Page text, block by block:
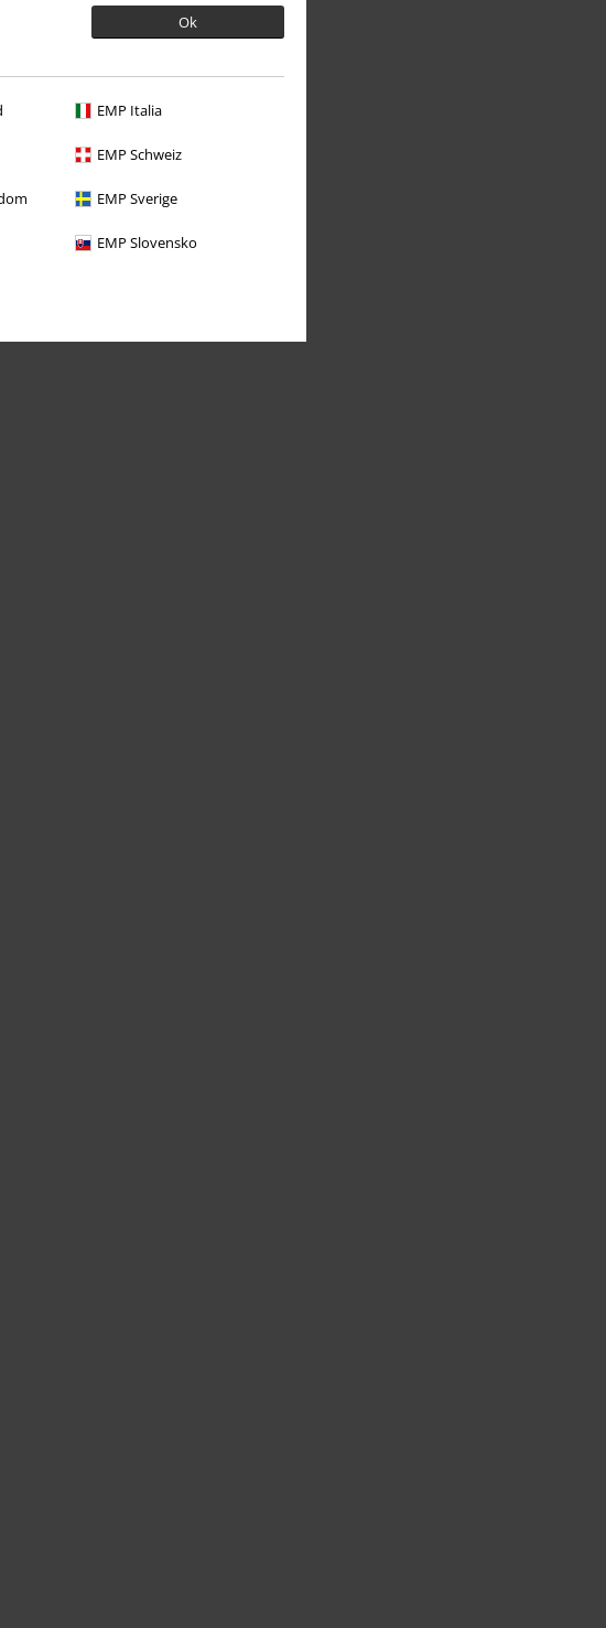
Ok
EMP Italia
EMP Schweiz
EMP Sverige
EMP Slovensko